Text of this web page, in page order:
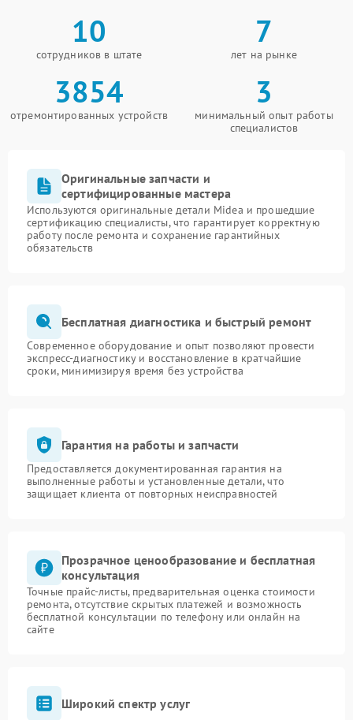
10
сотрудников в штате
7
лет на рынке
3854
отремонтированных устройств
3
минимальный опыт работы
специалистов
Оригинальные запчасти и
сертифицированные мастера
Используются оригинальные детали Midea и прошедшие
сертификацию специалисты, что гарантирует корректную
работу после ремонта и сохранение гарантийных
обязательств
Бесплатная диагностика и быстрый ремонт
Современное оборудование и опыт позволяют провести
экспресс-диагностику и восстановление в кратчайшие
сроки, минимизируя время без устройства
Гарантия на работы и запчасти
Предоставляется документированная гарантия на
выполненные работы и установленные детали, что
защищает клиента от повторных неисправностей
Прозрачное ценообразование и бесплатная
консультация
Точные прайс-листы, предварительная оценка стоимости
ремонта, отсутствие скрытых платежей и возможность
бесплатной консультации по телефону или онлайн на
сайте
Широкий спектр услуг